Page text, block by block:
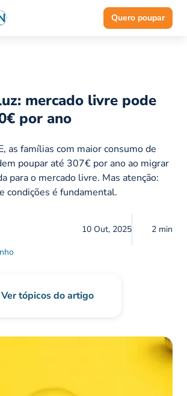
Quero poupar
mercado livre pode
por ano
10 Out, 2025 2 min
as famílias com maior consumo de
poupar até 307€ por ano ao migrar
para o mercado livre. Mas atenção:
condições é fundamental.
Ver tópicos do artigo